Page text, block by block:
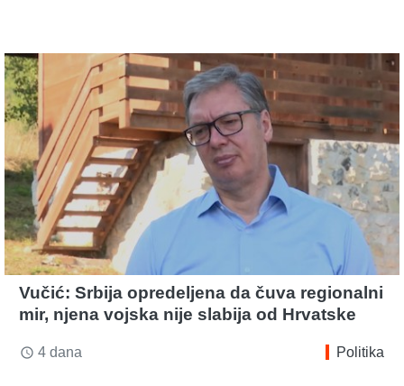
Vučić: Srbija opredeljena da čuva regionalni
mir, njena vojska nije slabija od Hrvatske
access_time 4 dana Politika